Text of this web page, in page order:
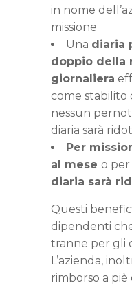
in nome
missione
Una diaria
doppio della
giornaliera
come stabilito
nessun
diaria sarà
Per
al mese o
diaria sarà
Questi
dipendenti
tranne per gli
L’azienda,
rimborso a piè